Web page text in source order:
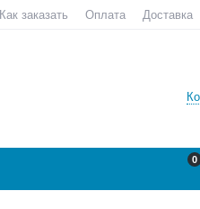
Как заказать Оплата Доставка
0